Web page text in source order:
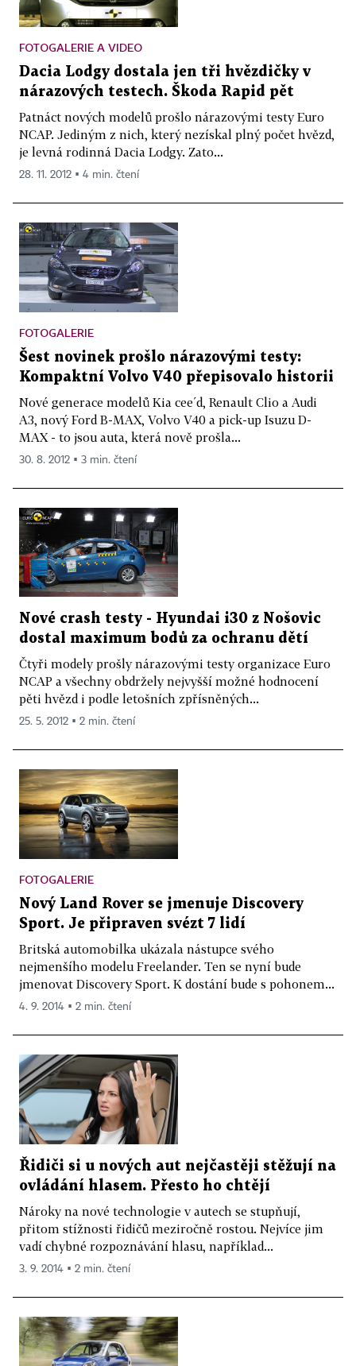
FOTOGALERIE A VIDEO
Dacia Lodgy dostala jen tři hvězdičky v
nárazových testech. Škoda Rapid pět
Patnáct nových modelů prošlo nárazovými testy Euro
NCAP. Jediným z nich, který nezískal plný počet hvězd,
je levná rodinná Dacia Lodgy. Zato...
28. 11. 2012 ▪ 4 min. čtení
FOTOGALERIE
Šest novinek prošlo nárazovými testy:
Kompaktní Volvo V40 přepisovalo historii
Nové generace modelů Kia cee´d, Renault Clio a Audi
A3, nový Ford B-MAX, Volvo V40 a pick-up Isuzu D-
MAX - to jsou auta, která nově prošla...
30. 8. 2012 ▪ 3 min. čtení
Nové crash testy - Hyundai i30 z Nošovic
dostal maximum bodů za ochranu dětí
Čtyři modely prošly nárazovými testy organizace Euro
NCAP a všechny obdržely nejvyšší možné hodnocení
pěti hvězd i podle letošních zpřísněných...
25. 5. 2012 ▪ 2 min. čtení
FOTOGALERIE
Nový Land Rover se jmenuje Discovery
Sport. Je připraven svézt 7 lidí
Britská automobilka ukázala nástupce svého
nejmenšího modelu Freelander. Ten se nyní bude
jmenovat Discovery Sport. K dostání bude s pohonem...
4. 9. 2014 ▪ 2 min. čtení
Řidiči si u nových aut nejčastěji stěžují na
ovládání hlasem. Přesto ho chtějí
Nároky na nové technologie v autech se stupňují,
přitom stížnosti řidičů meziročně rostou. Nejvíce jim
vadí chybné rozpoznávání hlasu, například...
3. 9. 2014 ▪ 2 min. čtení